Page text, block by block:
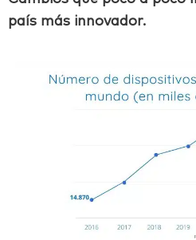
país más innovador.